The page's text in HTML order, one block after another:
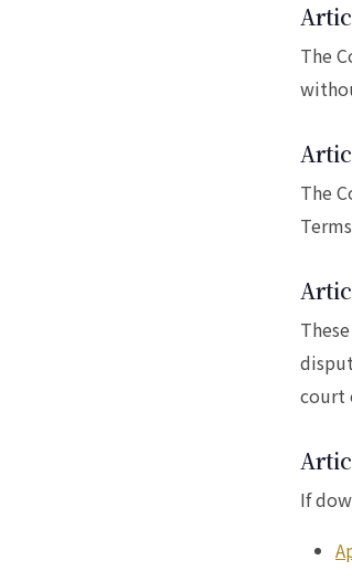
The
The
court
If